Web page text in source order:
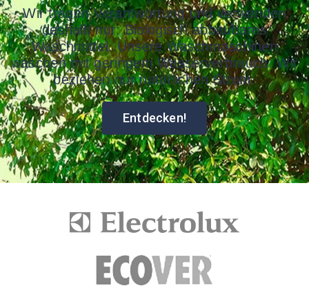
Wir tragen Verantwortung und verwenden
deshalb nur: Biologisch abbaubares
Waschmittel. Unsere Waschmaschinen
waschen mit geringem Wasserverbrauch. Wir
beziehen nur natürlichen Strom.
Entdecken!